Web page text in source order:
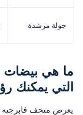
جولة مرشدة
ما هي بيضات
التي يمكنك